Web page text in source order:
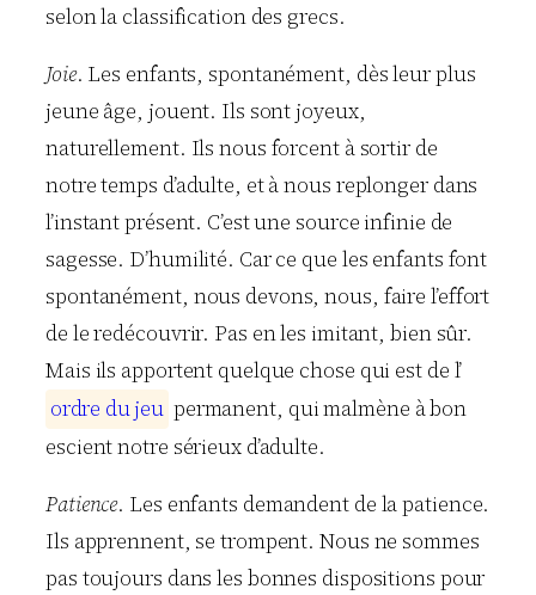
selon la classification des grecs.
Joie. Les enfants, spontanément, dès leur plus
jeune âge, jouent. Ils sont joyeux,
naturellement. Ils nous forcent à sortir de
notre temps d’adulte, et à nous replonger dans
l’instant présent. C’est une source infinie de
sagesse. D’humilité. Car ce que les enfants font
spontanément, nous devons, nous, faire l’effort
de le redécouvrir. Pas en les imitant, bien sûr.
Mais ils apportent quelque chose qui est de l’
ordre dujeu permanent, qui malmène à bon
escient notre sérieux d’adulte.
Patience. Les enfants demandent de la patience.
Ils apprennent, se trompent. Nous ne sommes
pas toujours dans les bonnes dispositions pour